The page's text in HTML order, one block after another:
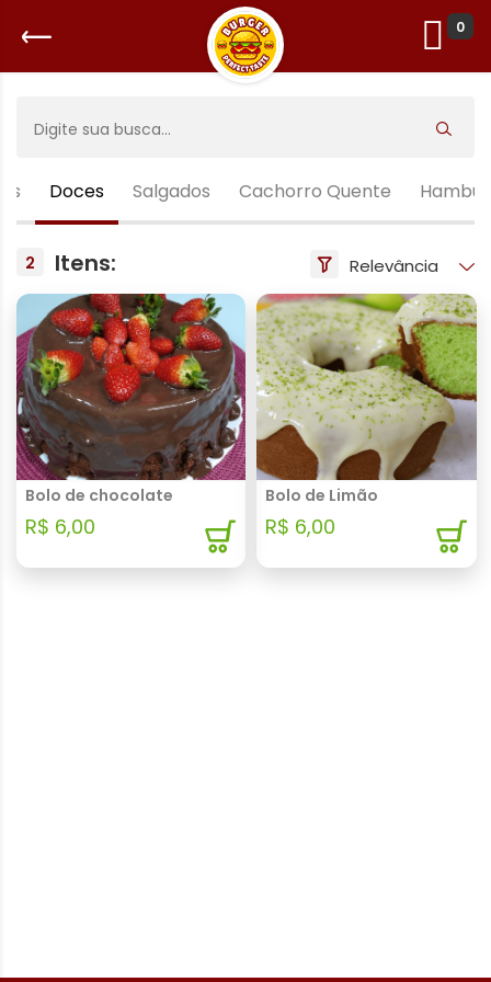
0
Doces Salgados Cachorro Quente
2 Itens:
Bolo de chocolate
R$ 6,00
Bolo de Limão
R$ 6,00